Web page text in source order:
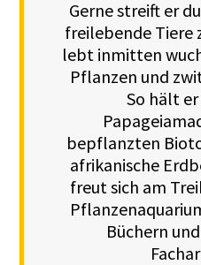
Gerne streift er
freilebende Tiere
lebt inmitten
Pflanzen und
So hält
bepflanzten
afrikanische
freut sich am
Büchern